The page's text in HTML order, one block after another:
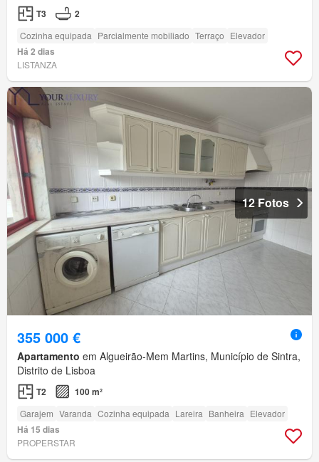
T3 2
Cozinha equipada Parcialmente mobiliado Terraço Elevador
Há 2 dias
LISTANZA
12 Fotos
355 000 €
Apartamento em Algueirão-Mem Martins, Município de Sintra,
Distrito de Lisboa
T2 100 m²
Garajem Varanda Cozinha equipada Lareira Banheira Elevador
Há 15 dias
PROPERSTAR